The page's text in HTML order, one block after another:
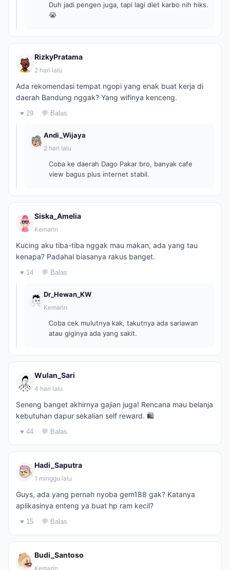
Duh jadi pengen juga, tapi lagi diet karbo nih hiks.
😭
RizkyPratama
2 hari lalu
Ada rekomendasi tempat ngopi yang enak buat kerja di
daerah Bandung nggak? Yang wifinya kenceng.
♥ 29 💬 Balas
Andi_Wijaya
2 hari lalu
Coba ke daerah Dago Pakar bro, banyak cafe
view bagus plus internet stabil.
Siska_Amelia
Kemarin
Kucing aku tiba-tiba nggak mau makan, ada yang tau
kenapa? Padahal biasanya rakus banget.
♥ 14 💬 Balas
Dr_Hewan_KW
Kemarin
Coba cek mulutnya kak, takutnya ada sariawan
atau giginya ada yang sakit.
Wulan_Sari
4 hari lalu
Seneng banget akhirnya gajian juga! Rencana mau belanja
kebutuhan dapur sekalian self reward. 🛍️
♥ 44 💬 Balas
Hadi_Saputra
1 minggu lalu
Guys, ada yang pernah nyoba gem188 gak? Katanya
aplikasinya enteng ya buat hp ram kecil?
♥ 15 💬 Balas
Budi_Santoso
Kemarin